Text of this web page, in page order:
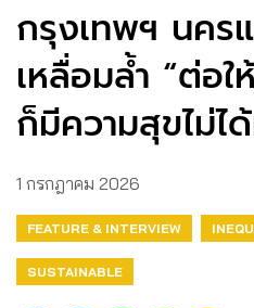
กรุงเทพฯ นคร
เหลื่อมล้ำ “ต่อ
ก็มีความสุขไม่ไ
1 กรกฎาคม 2026
FEATURE & INTERVIEW
SUSTAINABLE